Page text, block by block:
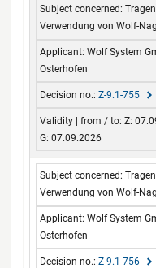
Verwendung von Wolf-
Wolf System
Osterhofen
Z-9.1-755
Z:
G: 07.09.2026
Verwendung von Wolf-
Wolf System
Osterhofen
Z-9.1-756